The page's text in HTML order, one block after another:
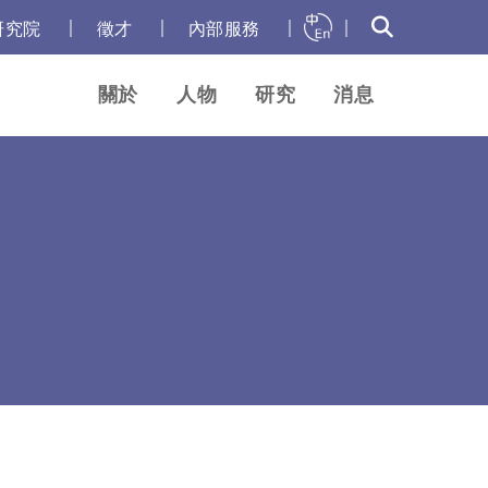
究院 徵才 內部服務
關於 人物 研究 消息